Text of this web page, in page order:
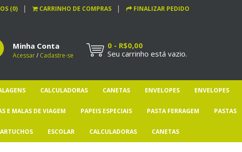
(0) CARRINHO DE COMPRAS FINALIZAR PEDIDO
Minha Conta
Acessar/ Cadastre-se
0 - R$0,00
Seu carrinho está vazio.
CALCULADORAS CANETAS ENVELOPES ENVELOPES
E MALAS DE VIAGEM PAPEIS ESPECIAIS PASTA FERRAGEM PASTAS
ESCOLAR CALCULADORAS CANETAS